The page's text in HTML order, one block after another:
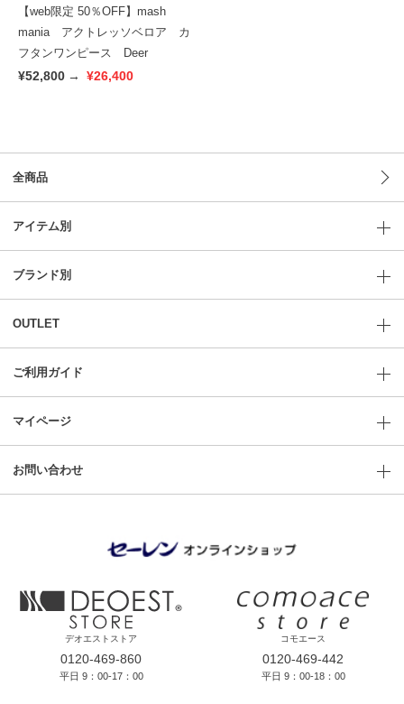
【web限定 50％OFF】mash
mania アクトレッソベロア カ
フタンワンピース Deer
¥52,800 → ¥26,400
全商品
アイテム別
ブランド別
OUTLET
ご利用ガイド
マイページ
お問い合わせ
デオエストストア
0120-469-860
平日 9：00-17：00
コモエース
0120-469-442
平日 9：00-18：00